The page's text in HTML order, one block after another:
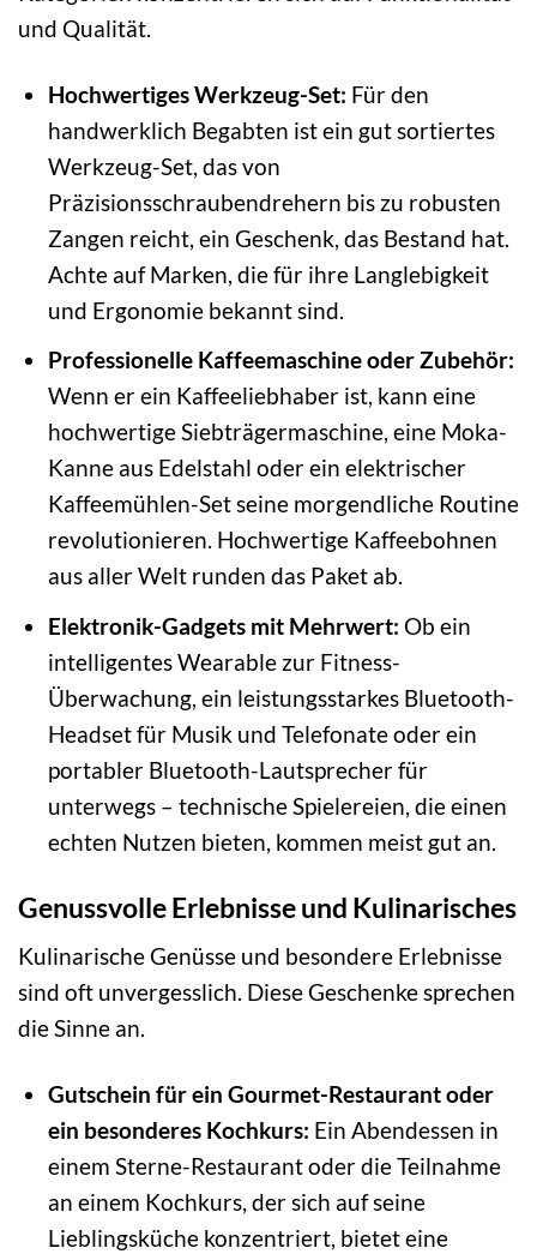
und Qualität.
Hochwertiges Werkzeug-Set: Für den
handwerklich Begabten ist ein gut sortiertes
Werkzeug-Set, das von
Präzisionsschraubendrehern bis zu robusten
Zangen reicht, ein Geschenk, das Bestand hat.
Achte auf Marken, die für ihre Langlebigkeit
und Ergonomie bekannt sind.
Professionelle Kaffeemaschine oder Zubehör:
Wenn er ein Kaffeeliebhaber ist, kann eine
hochwertige Siebträgermaschine, eine Moka-
Kanne aus Edelstahl oder ein elektrischer
Kaffeemühlen-Set seine morgendliche Routine
revolutionieren. Hochwertige Kaffeebohnen
aus aller Welt runden das Paket ab.
Elektronik-Gadgets mit Mehrwert: Ob ein
intelligentes Wearable zur Fitness-
Überwachung, ein leistungsstarkes Bluetooth-
Headset für Musik und Telefonate oder ein
portabler Bluetooth-Lautsprecher für
unterwegs – technische Spielereien, die einen
echten Nutzen bieten, kommen meist gut an.
Genussvolle Erlebnisse und Kulinarisches
Kulinarische Genüsse und besondere Erlebnisse
sind oft unvergesslich. Diese Geschenke sprechen
die Sinne an.
Gutschein für ein Gourmet-Restaurant oder
ein besonderes Kochkurs: Ein Abendessen in
einem Sterne-Restaurant oder die Teilnahme
an einem Kochkurs, der sich auf seine
Lieblingsküche konzentriert, bietet eine